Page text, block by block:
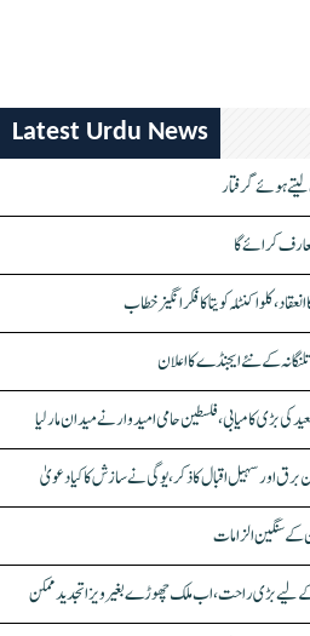
Latest Urdu News
کرائے گا
کلواکنٹلہ کویتا کا فکر انگیز خطاب
تلنگانہ کے نئے ایجنڈے کا اعلان
بڑی کامیابی، فلسطین حامی امیدوار نے میدان مار لیا
اور سہیل اقبال کا ذکر، یوگی نے سازش کا کیا دعویٰ
کے سنگین الزامات